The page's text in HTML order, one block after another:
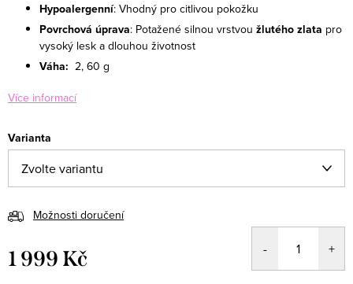
Hypoalergenní: Vhodný pro citlivou pokožku
Povrchová úprava: Potažené silnou vrstvou žlutého zlata pro
vysoký lesk a dlouhou životnost
Váha: 2, 60 g
Více informací
Varianta
Možnosti doručení
1 999 Kč